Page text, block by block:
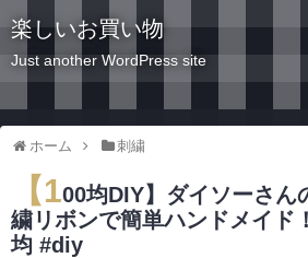
楽しいお買い物
Just another WordPress site
ホーム 刺繍
【100均DIY】ダイソーさん
繍リボンで簡単ハンドメイド
均 #diy